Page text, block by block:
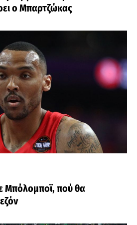
ο Μπαρτζώκας
Μπόλομποϊ, πού θα